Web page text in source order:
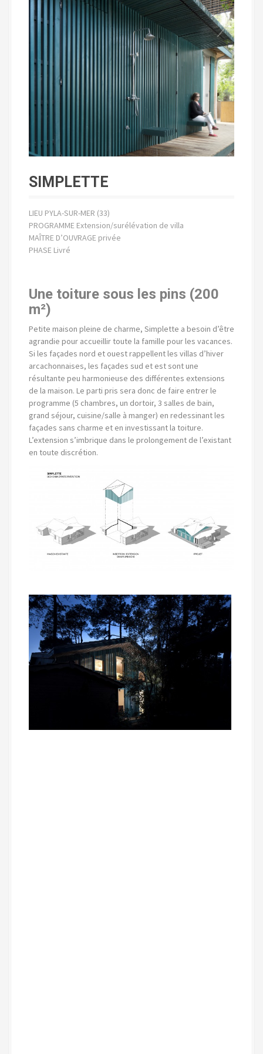
SIMPLETTE
LIEU PYLA-SUR-MER (33)
PROGRAMME Extension/surélévation de villa
MAÎTRE D’OUVRAGE privée
PHASE Livré
Une toiture sous les pins (200
m²)
Petite maison pleine de charme, Simplette a besoin d’être
agrandie pour accueillir toute la famille pour les vacances.
Si les façades nord et ouest rappellent les villas d’hiver
arcachonnaises, les façades sud et est sont une
résultante peu harmonieuse des différentes extensions
de la maison. Le parti pris sera donc de faire entrer le
programme (5 chambres, un dortoir, 3 salles de bain,
grand séjour, cuisine/salle à manger) en redessinant les
façades sans charme et en investissant la toiture.
L’extension s’imbrique dans le prolongement de l’existant
en toute discrétion.